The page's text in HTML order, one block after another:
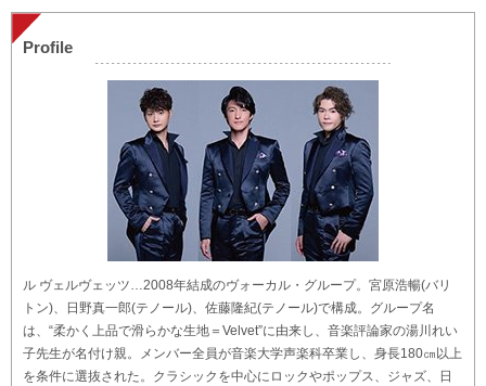
Profile
ル ヴェルヴェッツ…2008年結成のヴォーカル・グループ。宮原浩暢(バリ
トン)、日野真一郎(テノール)、佐藤隆紀(テノール)で構成。グループ名
は、“柔かく上品で滑らかな生地＝Velvet”に由来し、音楽評論家の湯川れい
子先生が名付け親。メンバー全員が音楽大学声楽科卒業し、身長180㎝以上
を条件に選抜された。クラシックを中心にロックやポップス、ジャズ、日